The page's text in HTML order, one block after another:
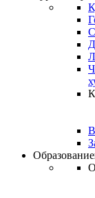
Образование